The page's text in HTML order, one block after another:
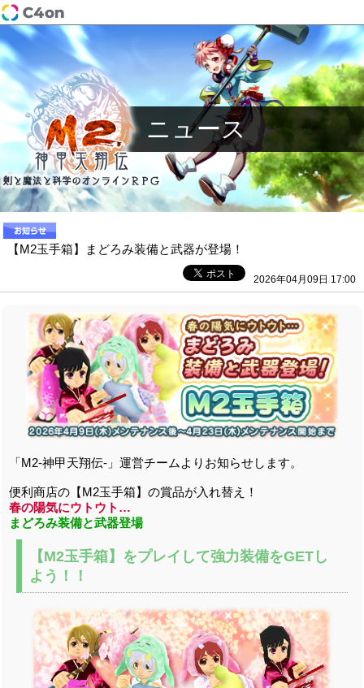
ニュース
【M2玉手箱】まどろみ装備と武器が登場！
2026年04月09日 17:00
「M2-神甲天翔伝-」運営チームよりお知らせします。
便利商店の【M2玉手箱】の賞品が入れ替え！
春の陽気にウトウト…
まどろみ装備と武器登場
【M2玉手箱】をプレイして強力装備をGETし
よう！！